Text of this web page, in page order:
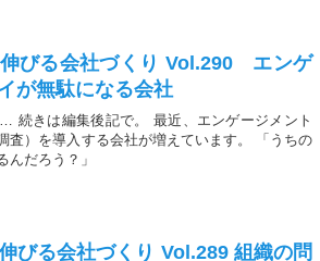
びる会社づくり Vol.290 エンゲ
が無駄になる会社
続きは編集後記で。 最近、エンゲージメント
査）を導入する会社が増えています。 「うちの
んだろう？」
びる会社づくり Vol.289 組織の問